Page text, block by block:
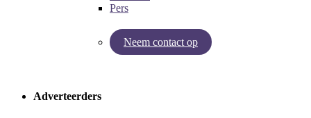
Pers
Neem contact op
Try our pregnancy calculator!
Adverteerders